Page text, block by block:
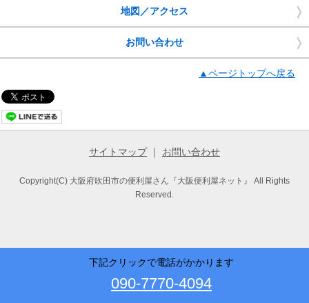
地図／アクセス
お問い合わせ
▲ページトップへ戻る
サイトマップ｜ お問い合わせ
Copyright(C) 大阪府吹田市の便利屋さん『大阪便利屋ネット』 All Rights
Reserved.
下記クリックで電話がかかります
090-7770-4094